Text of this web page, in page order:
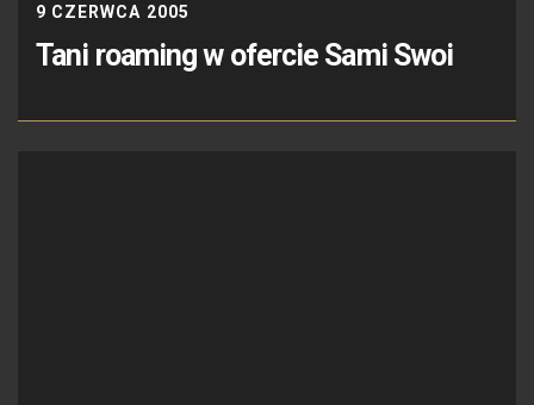
9 CZERWCA 2005
Tani roaming w ofercie Sami Swoi